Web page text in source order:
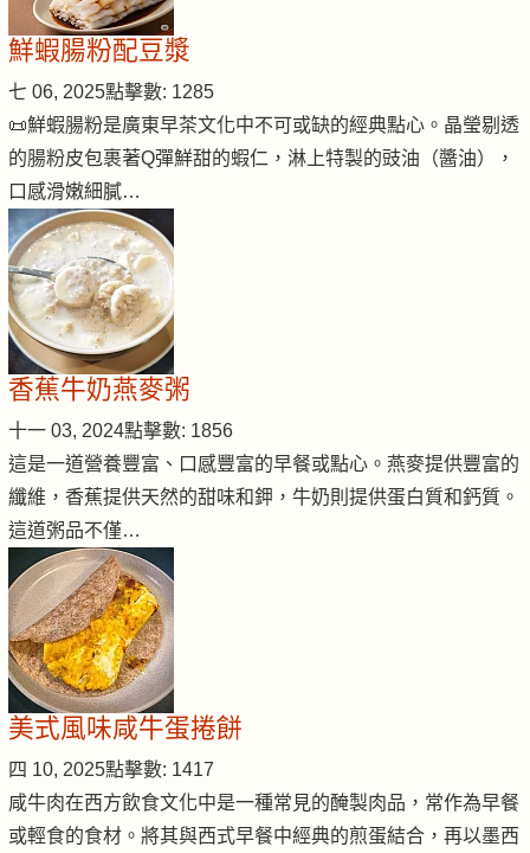
鮮蝦腸粉配豆漿
七 06, 2025點擊數: 1285
📜鮮蝦腸粉是廣東早茶文化中不可或缺的經典點心。晶瑩剔透
的腸粉皮包裹著Q彈鮮甜的蝦仁，淋上特製的豉油（醬油），
口感滑嫩細膩…
香蕉牛奶燕麥粥
十一 03, 2024點擊數: 1856
這是一道營養豐富、口感豐富的早餐或點心。燕麥提供豐富的
纖維，香蕉提供天然的甜味和鉀，牛奶則提供蛋白質和鈣質。
這道粥品不僅…
美式風味咸牛蛋捲餅
四 10, 2025點擊數: 1417
咸牛肉在西方飲食文化中是一種常見的醃製肉品，常作為早餐
或輕食的食材。將其與西式早餐中經典的煎蛋結合，再以墨西